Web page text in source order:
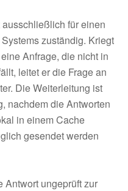
für einen
zuständig. Kriegt
Anfrage, die nicht in
leitet er die Frage an
Die Weiterleitung ist
nachdem die Antworten
in einem Cache
gesendet werden
Antwort ungeprüft zur